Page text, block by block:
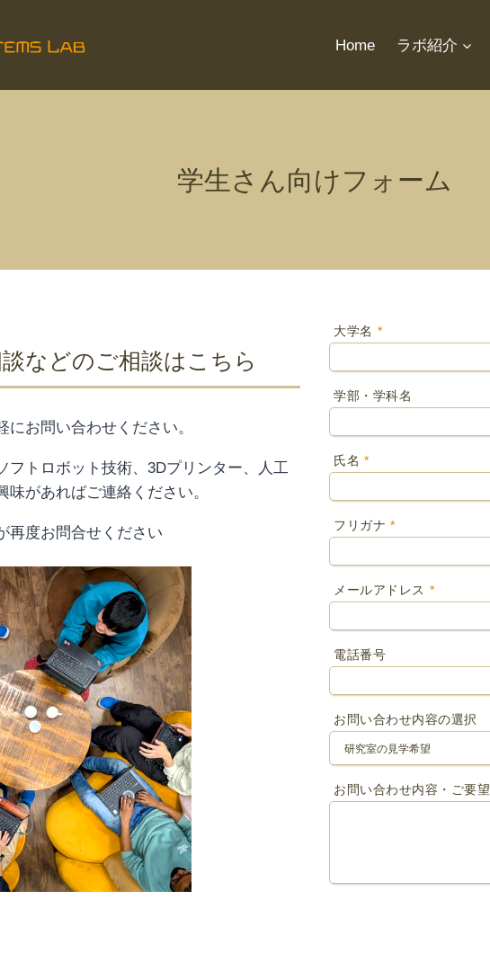
Home ラボ紹介
学生さん向けフォーム
などのご相談はこちら
お問い合わせください。
フトロボット技術、3Dプリンター、人工
があればご連絡ください。
再度お問合せください
大学名 *
学部・学科名
氏名 *
フリガナ *
メールアドレス *
電話番号
お問い合わせ内容の選択
お問い合わせ内容・ご要望